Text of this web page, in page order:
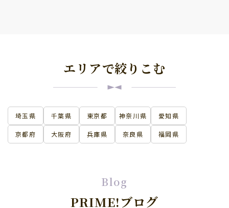
エリアで絞りこむ
埼玉県 千葉県 東京都 神奈川県 愛知県
京都府 大阪府 兵庫県 奈良県 福岡県
Blog
PRIME!ブログ